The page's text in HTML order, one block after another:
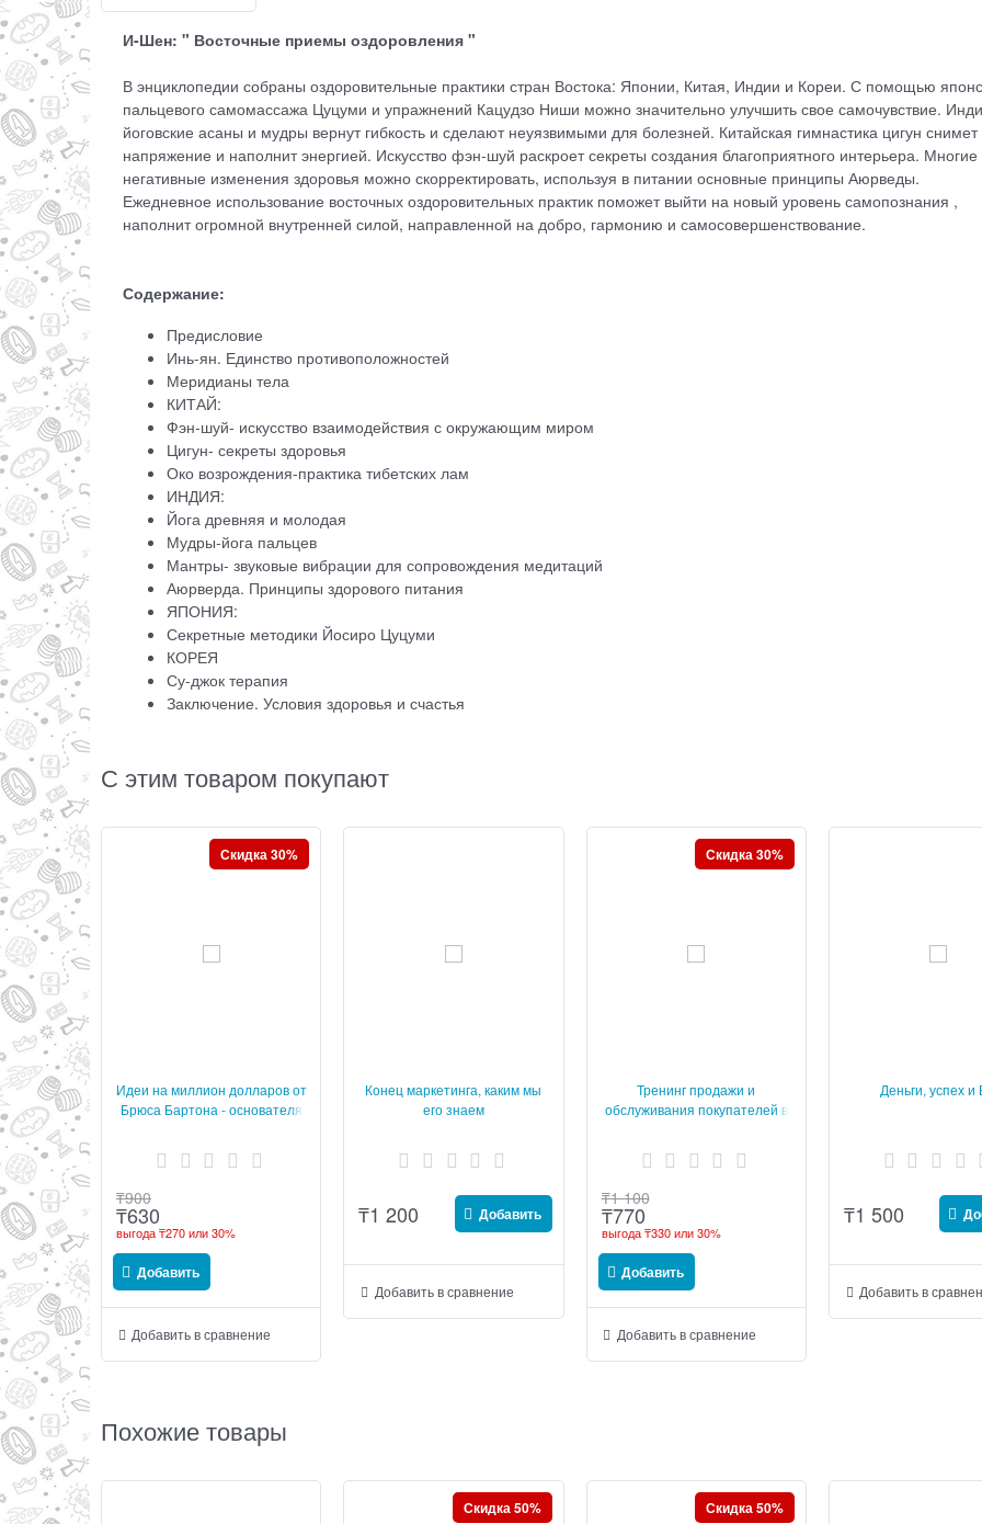
И-Шен: " Восточные приемы оздоровления "
В энциклопедии собраны оздоровительные практики стран Востока: Японии, Китая, Индии и Кореи. С помощью
пальцевого самомассажа Цуцуми и упражнений Кацудзо Ниши можно значительно улучшить свое самочувствие.
йоговские асаны и мудры вернут гибкость и сделают неуязвимыми для болезней. Китайская гимнастика цигун снимет
напряжение и наполнит энергией. Искусство фэн-шуй раскроет секреты создания благоприятного интерьера. Многие
негативные изменения здоровья можно скорректировать, используя в питании основные принципы Аюрведы.
Ежедневное использование восточных оздоровительных практик поможет выйти на новый уровень самопознания ,
наполнит огромной внутренней силой, направленной на добро, гармонию и самосовершенствование.
Содержание:
Предисловие
Инь-ян. Единство противоположностей
Меридианы тела
КИТАЙ:
Фэн-шуй- искусство взаимодействия с окружающим миром
Цигун- секреты здоровья
Око возрождения-практика тибетских лам
ИНДИЯ:
Йога древняя и молодая
Мудры-йога пальцев
Мантры- звуковые вибрации для сопровождения медитаций
Аюрверда. Принципы здорового питания
ЯПОНИЯ:
Секретные методики Йосиро Цуцуми
КОРЕЯ
Су-джок терапия
Заключение. Условия здоровья и счастья
С этим товаром покупают
Идеи на миллион долларов от
Брюса Бартона - основателя
рекламного агентства BBDO
Скидка 30%
₸900
₸630
выгода₸270или30%
Добавить
Добавить в сравнение
Конец маркетинга, каким мы
его знаем
₸1 200 Добавить
Добавить в сравнение
Тренинг продажи и
обслуживания покупателей в
Скидка 30%
₸1 100
₸770
выгода₸330или30%
Добавить
Добавить в сравнение
Деньги, успех и
₸1 500
Добавить в
Похожие товары
Скидка 50% Скидка 50%